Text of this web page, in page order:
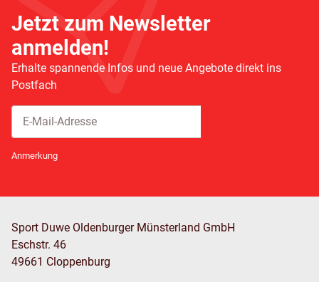
Jetzt zum Newsletter
anmelden!
Erhalte spannende Infos und neue Angebote direkt ins
Postfach
Anmerkung
Sport Duwe Oldenburger Münsterland GmbH
Eschstr. 46
49661 Cloppenburg